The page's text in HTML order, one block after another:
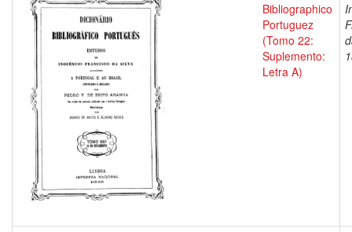
Bibliographico
Portuguez
(Tomo 22:
Suplemento:
Letra A)